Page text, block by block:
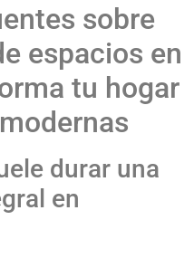
sobre
espacios en
tu hogar
durar una
en